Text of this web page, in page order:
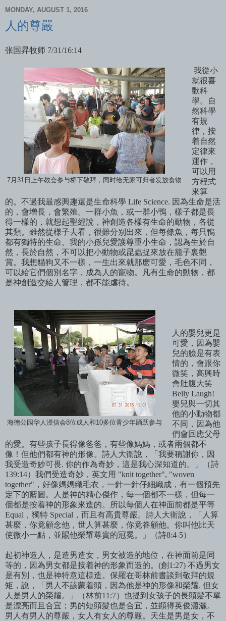
MONDAY, AUGUST 1, 2016
人的尊嚴
张国昇牧师 7/31/16:14
7月31日上午教会参与桥下敬拜，同时给无家可归者发放食物
我從小
就很喜
歡科
學。自
然科學
有規
律，按
着自然
定律來
運作，
可以用
方程式
來算
的。不過我最感興趣還是生命科學 Life Science. 因為生命是活
的，會增長，會繁殖。一群小魚，或一群小鴨，樣子都是長
得一樣的，就想起聖經說，神創造各樣有生命的動物，各從
其類。雖然從様子去看，很難分别出來，但每條魚，每只鴨
都有獨特的生命。我的小孫兒愛護尊重小生命，認為生於自
然，長於自然，不可以把小動物或昆蟲捉來放在籠子裏觀
賞。我想貓狗又不一樣，一生出來就那麽可愛，毛色不同，
可以給它們個別名字，成為人的寵物。凡有生命的動物，都
是神創造交給人管理，都不能虐待。
海德公园 华人浸信会8位成人和10多位青少年踊跃参与
人的嬰兒更是
可愛，因為嬰
兒的臉是有表
情的，會跟你
微笑，高興時
會肚腹大笑
Belly Laugh!
嬰兒與一切其
他的小動物都
不同，因為他
們會回應父母
的愛。有些孩子長得像爸爸，有些像媽媽，或者兩個都不
像！但他們都有神的形像。詩人大衛說，「我要稱謝你，因
我受造奇妙可畏. 你的作為奇妙，這是我心深知道的。」（詩
139:14）我們受造奇妙，英文用 "knit together", "woven
together" ，好像媽媽織毛衣，一針一針仔細織成，有一個預先
定下的藍圖。人是神的精心傑作，每一個都不一樣，但每一
個都是按着神的形象來造的。所以每個人在神面前都是平等
Equal ，獨特 Special ，而且有高貴尊嚴。詩人大衛說，「人算
甚麼，你竟顧念他，世人算甚麼，你竟眷顧他。你叫他比天
使微小一點，並賜他榮耀尊貴的冠冕。」（詩8:4-5）
起初神造人，是造男造女，男女被造的地位，在神面前是同
等的，因為男女都是按着神的形象而造的。 (創 1:27) 不過男女
是有別，也是神特意這様造。保羅在哥林前書談到敬拜的規
矩，說，「男人不該蒙着頭，因為他是神的形像和榮耀. 但女
人是男人的榮耀。」（林前11:7）也提到女孩子的長頭髮不單
是漂亮而且合宜；男的短頭髮也是合宜，並顕得英俊瀟灑。
男人有男人的尊嚴，女人有女人的尊嚴。天生是男是女，不